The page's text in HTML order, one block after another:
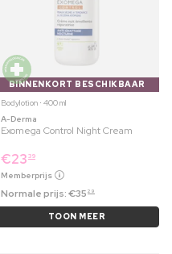
BINNENKORT BESCHIKBAAR
Bodylotion ⋅ 400 ml
A-Derma
Exomega Control Night Cream
€23 39
Memberprijs
Normale prijs:€35 29
TOON MEER